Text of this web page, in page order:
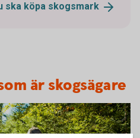
ska köpa skogsmark
är skogsägare